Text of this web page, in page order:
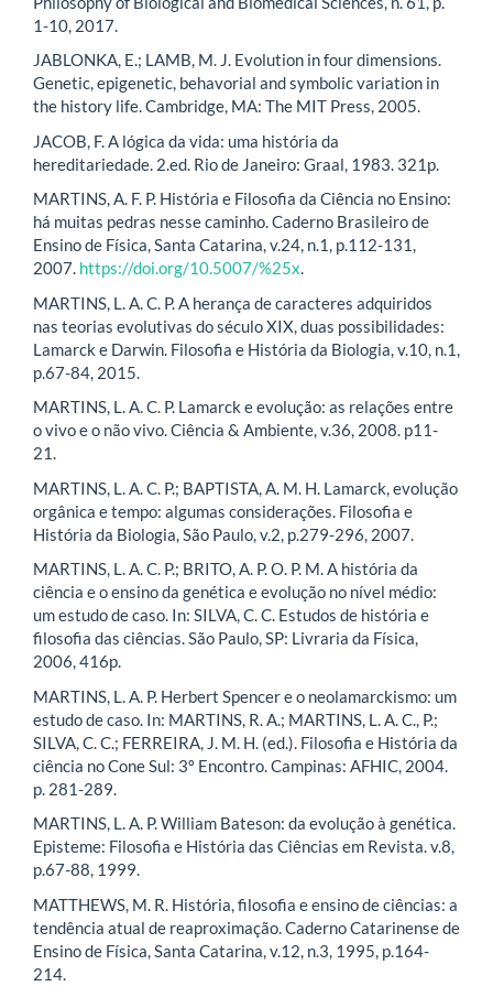
1-10, 2017.
JABLONKA, E.; LAMB, M. J. Evolution in four dimensions.
Genetic, epigenetic, behavorial and symbolic variation in
the history life. Cambridge, MA: The MIT Press, 2005.
JACOB, F. A lógica da vida: uma história da
hereditariedade. 2.ed. Rio de Janeiro: Graal, 1983. 321p.
MARTINS, A. F. P. História e Filosofia da Ciência no Ensino:
há muitas pedras nesse caminho. Caderno Brasileiro de
Ensino de Física, Santa Catarina, v.24, n.1, p.112-131,
2007. https://doi.org/10.5007/%25x.
MARTINS, L. A. C. P. A herança de caracteres adquiridos
nas teorias evolutivas do século XIX, duas possibilidades:
Lamarck e Darwin. Filosofia e História da Biologia, v.10, n.1,
p.67-84, 2015.
MARTINS, L. A. C. P. Lamarck e evolução: as relações entre
o vivo e o não vivo. Ciência & Ambiente, v.36, 2008. p11-
21.
MARTINS, L. A. C. P.; BAPTISTA, A. M. H. Lamarck, evolução
orgânica e tempo: algumas considerações. Filosofia e
História da Biologia, São Paulo, v.2, p.279-296, 2007.
MARTINS, L. A. C. P.; BRITO, A. P. O. P. M. A história da
ciência e o ensino da genética e evolução no nível médio:
um estudo de caso. In: SILVA, C. C. Estudos de história e
filosofia das ciências. São Paulo, SP: Livraria da Física,
2006, 416p.
MARTINS, L. A. P. Herbert Spencer e o neolamarckismo: um
estudo de caso. In: MARTINS, R. A.; MARTINS, L. A. C., P.;
SILVA, C. C.; FERREIRA, J. M. H. (ed.). Filosofia e História da
ciência no Cone Sul: 3º Encontro. Campinas: AFHIC, 2004.
p. 281-289.
MARTINS, L. A. P. William Bateson: da evolução à genética.
Episteme: Filosofia e História das Ciências em Revista. v.8,
p.67-88, 1999.
MATTHEWS, M. R. História, filosofia e ensino de ciências: a
tendência atual de reaproximação. Caderno Catarinense de
Ensino de Física, Santa Catarina, v.12, n.3, 1995, p.164-
214.